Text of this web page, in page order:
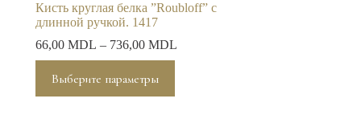
Кисть круглая белка ”Roubloff” с
длинной ручкой. 1417
66,00 MDL – 736,00 MDL
Выберите параметры
товар
имеет